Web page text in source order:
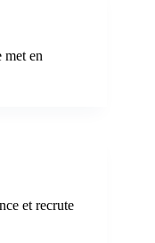
met en
et recrute